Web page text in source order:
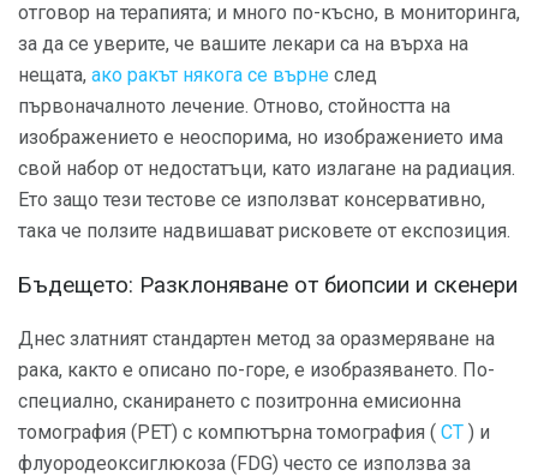
отговор на терапията; и много по-късно, в мониторинга,
за да се уверите, че вашите лекари са на върха на
нещата, ако ракът някога се върне след
първоначалното лечение. Отново, стойността на
изображението е неоспорима, но изображението има
свой набор от недостатъци, като излагане на радиация.
Ето защо тези тестове се използват консервативно,
така че ползите надвишават рисковете от експозиция.
Бъдещето: Разклоняване от биопсии и скенери
Днес златният стандартен метод за оразмеряване на
рака, както е описано по-горе, е изобразяването. По-
специално, сканирането с позитронна емисионна
томография (PET) с компютърна томография ( CT ) и
флуородеоксиглюкоза (FDG) често се използва за